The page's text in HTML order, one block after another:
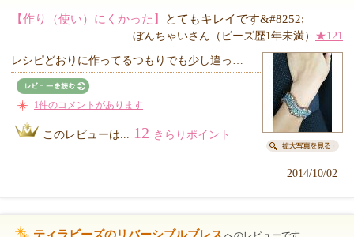
【作り（使い）にくかった】 とてもキレイです&#8252;
ぼんちゃいさん（ビーズ歴1年未満） ★121
レシピどおりに作ってるつもりでも少し違っ…
1件のコメントがあります
このレビューは... 12 きらりポイント
2014/10/02